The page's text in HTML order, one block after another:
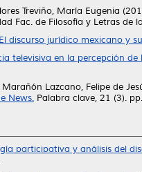
Treviño, María Eugenia
Fac. de Filosofía y Letras de
El discurso jurídico mexicano y
televisiva en la percepción
Marañón Lazcano, Felipe de
News. Palabra clave, 21 (3).
participativa y análisis del